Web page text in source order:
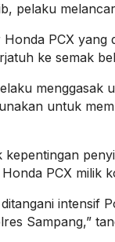
pelaku
PCX yang
ke semak
menggasak
untuk
PCX milik
intensif
Sampang,”